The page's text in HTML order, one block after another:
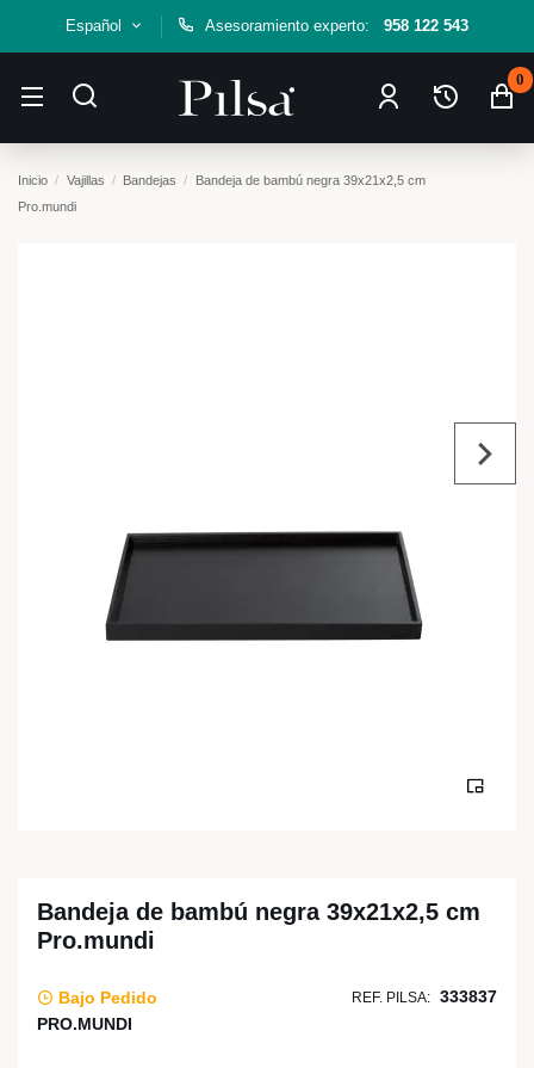
Español Asesoramiento experto: 958 122 543
0
Inicio Vajillas Bandejas
Bandeja de bambú negra 39x21x2,5 cm
Pro.mundi
Bandeja de bambú negra 39x21x2,5 cm
Pro.mundi
Bajo Pedido REF. PILSA: 333837
PRO.MUNDI